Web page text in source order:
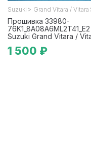
Suzuki > Grand Vitara / Vitara
Прошивка 33980-
Suzuki Grand Vitara /
1 500 ₽